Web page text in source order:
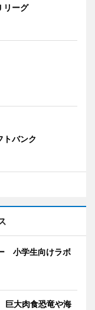
リーグ
バンク
小学生向けラボ
巨大肉食恐竜や海